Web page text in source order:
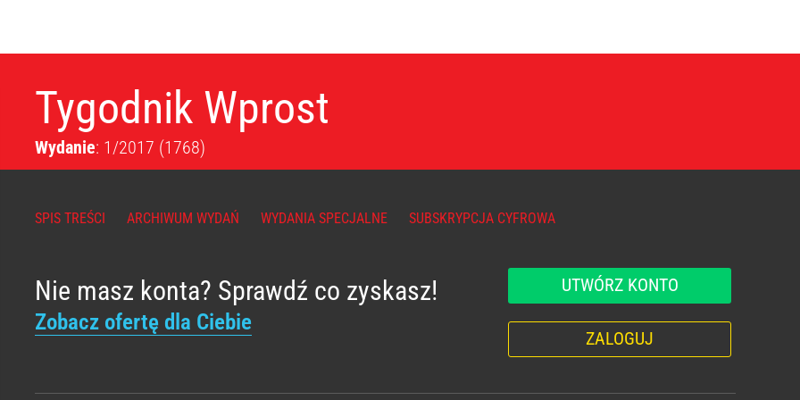
Tygodnik Wprost
Wydanie: 1/2017 (1768)
SPIS TREŚCI ARCHIWUM WYDAŃ WYDANIA SPECJALNE SUBSKRYPCJA CYFROWA
Nie masz konta? Sprawdź co zyskasz!
Zobacz ofertę dla Ciebie
UTWÓRZ KONTO
ZALOGUJ